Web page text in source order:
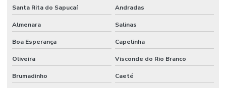
Terraplenagem industrial
Tubulação de agua industrial
Tubulação para coifa industrial
Santa Rita do Sapucaí Andradas
Almenara Salinas
Boa Esperança Capelinha
Oliveira Visconde do Rio Branco
Brumadinho Caeté